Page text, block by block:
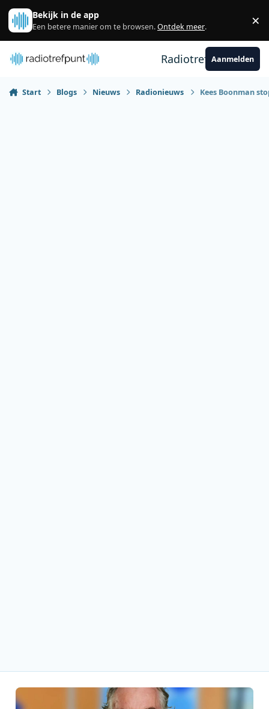
Spring naar bijdragen
Bekijk in de app
Een betere manier om te browsen.Ontdek meer. ×
RadiotrefpuntAanmelden
Start Blogs Nieuws Radionieuws Kees Boonman